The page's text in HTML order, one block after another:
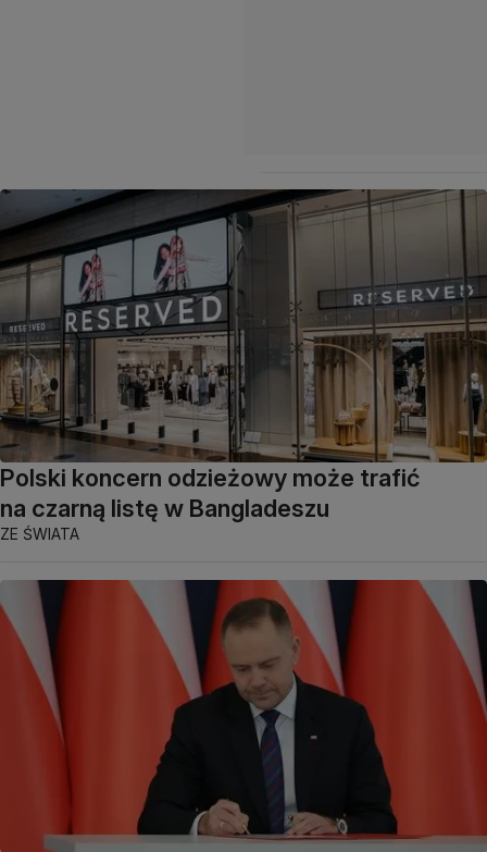
Polski koncern odzieżowy może trafić
na czarną listę w Bangladeszu
ZE ŚWIATA